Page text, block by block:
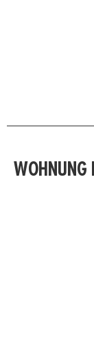
WOHNUNG